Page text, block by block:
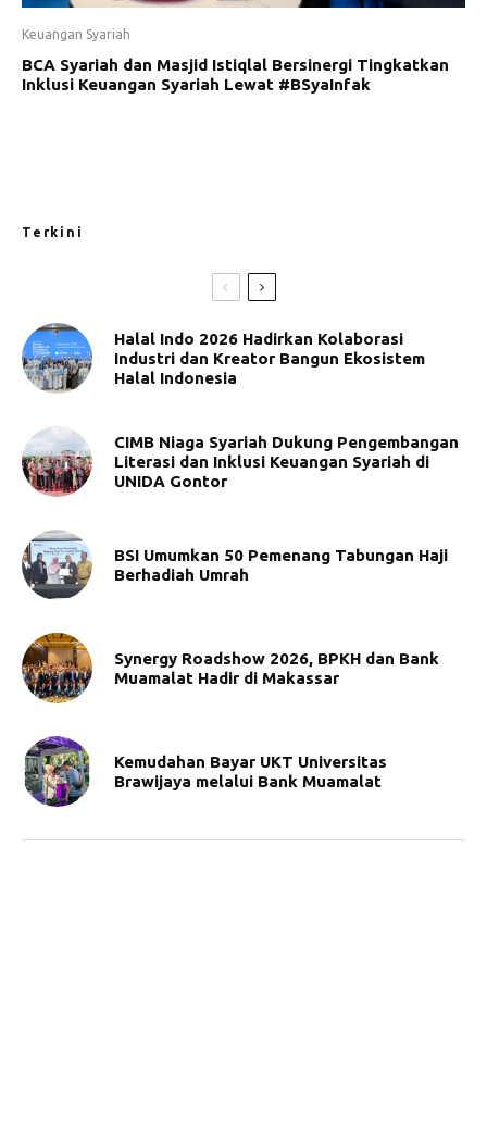
Keuangan Syariah
BCA Syariah dan Masjid Istiqlal Bersinergi Tingkatkan
Inklusi Keuangan Syariah Lewat #BSyaInfak
Terkini
Halal Indo 2026 Hadirkan Kolaborasi
Industri dan Kreator Bangun Ekosistem
Halal Indonesia
CIMB Niaga Syariah Dukung Pengembangan
Literasi dan Inklusi Keuangan Syariah di
UNIDA Gontor
BSI Umumkan 50 Pemenang Tabungan Haji
Berhadiah Umrah
Synergy Roadshow 2026, BPKH dan Bank
Muamalat Hadir di Makassar
Kemudahan Bayar UKT Universitas
Brawijaya melalui Bank Muamalat